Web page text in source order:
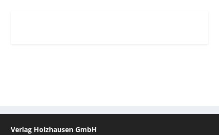
Verlag Holzhausen GmbH